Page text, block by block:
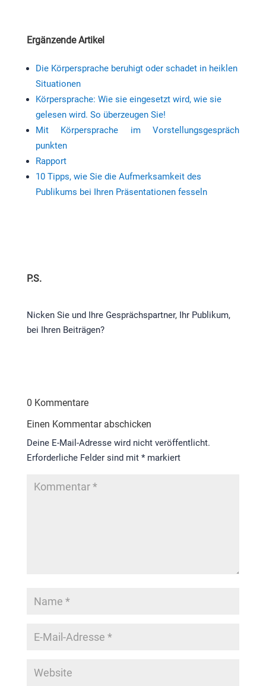
Ergänzende Artikel
Die Körpersprache beruhigt oder schadet in heiklen
Situationen
Körpersprache: Wie sie eingesetzt wird, wie sie
gelesen wird. So überzeugen Sie!
Mit Körpersprache im Vorstellungsgespräch
punkten
Rapport
10 Tipps, wie Sie die Aufmerksamkeit des
Publikums bei Ihren Präsentationen fesseln
P.S.
Nicken Sie und Ihre Gesprächspartner, Ihr Publikum,
bei Ihren Beiträgen?
0 Kommentare
Einen Kommentar abschicken
Deine E-Mail-Adresse wird nicht veröffentlicht.
Erforderliche Felder sind mit *markiert